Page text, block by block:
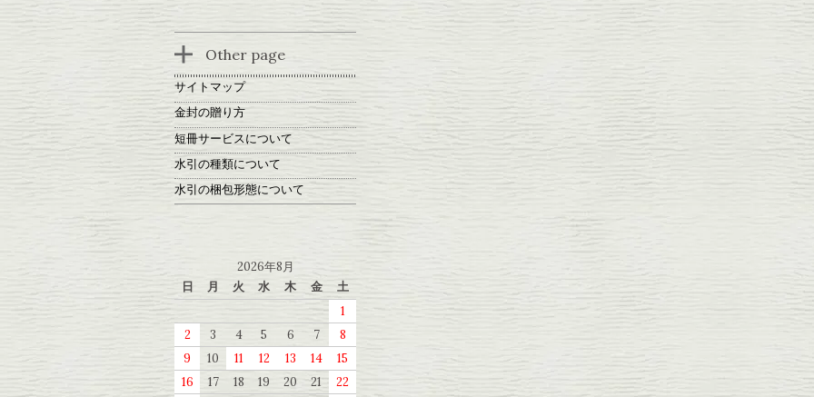
Other page
サイトマップ
金封の贈り方
短冊サービスについて
水引の種類について
水引の梱包形態について
2026年8月
日
月 火 水 木 金
土
1
2
3 4 5 6 7
8
9
10 11 12 13 14
15
16
17 18 19 20 21
22